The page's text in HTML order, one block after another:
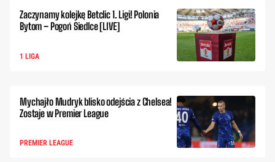
Zaczynamy kolejkę Betclic 1. Ligi! Polonia
Bytom – Pogoń Siedlce [LIVE]
1 LIGA
Mychajło Mudryk blisko odejścia z Chelsea!
Zostaje w Premier League
PREMIER LEAGUE